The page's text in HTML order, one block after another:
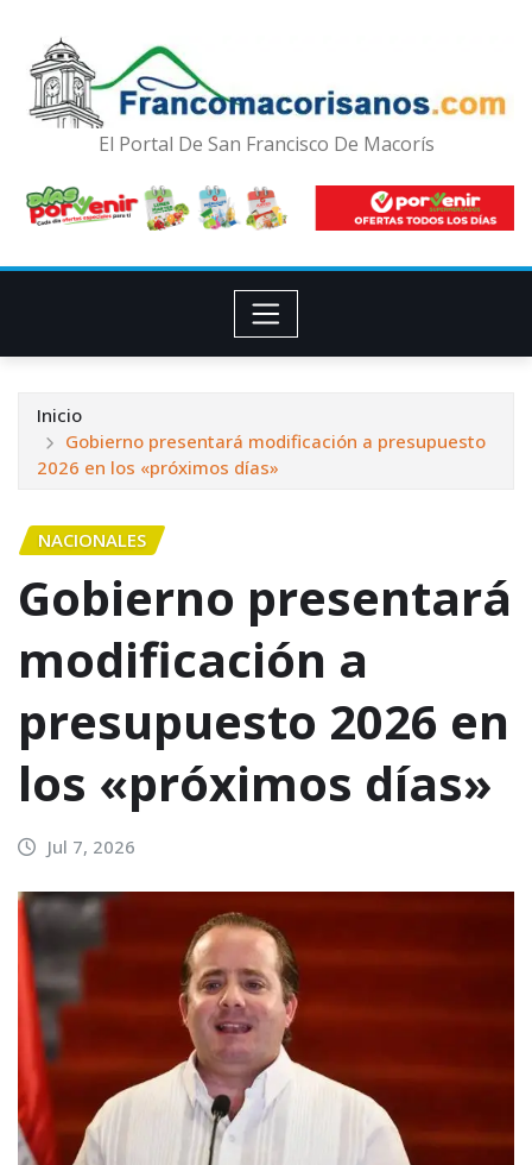
El Portal De San Francisco De Macorís
Inicio
Gobierno presentará modificación a presupuesto
2026 en los «próximos días»
NACIONALES
Gobierno presentará
modificación a
presupuesto 2026 en
los «próximos días»
Jul 7, 2026